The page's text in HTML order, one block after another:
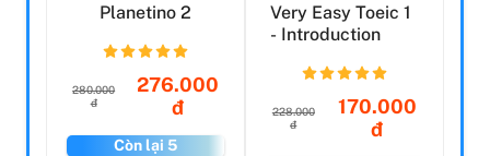
Planetino 2
280.000
đ
276.000
đ
Còn lại 5
Very Easy Toeic 1
- Introduction
228.000
đ
170.000
đ